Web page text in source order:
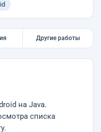
Другие работы
на Java.
списка